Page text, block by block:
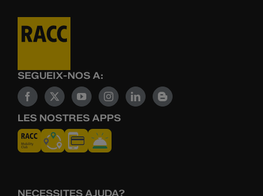
SEGUEIX-NOS A:
LES NOSTRES APPS
NECESSITES AJUDA?